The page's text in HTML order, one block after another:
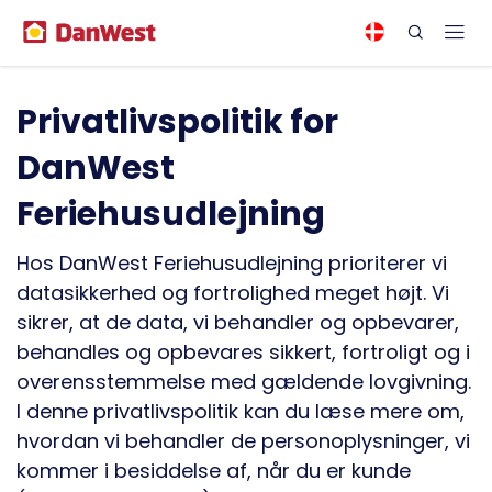
Privatlivspolitik for
DanWest
Feriehusudlejning
Hos DanWest Feriehusudlejning prioriterer vi
datasikkerhed og fortrolighed meget højt. Vi
sikrer, at de data, vi behandler og opbevarer,
behandles og opbevares sikkert, fortroligt og i
overensstemmelse med gældende lovgivning.
I denne privatlivspolitik kan du læse mere om,
hvordan vi behandler de personoplysninger, vi
kommer i besiddelse af, når du er kunde